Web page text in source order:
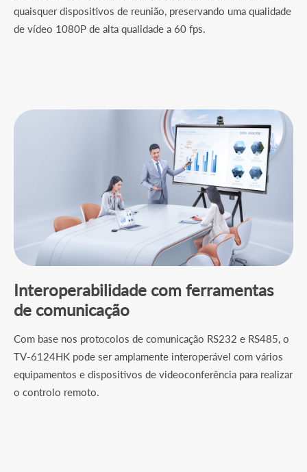
quaisquer dispositivos de reunião, preservando uma qualidade
de vídeo 1080P de alta qualidade a 60 fps.
Interoperabilidade com ferramentas
de comunicação
Com base nos protocolos de comunicação RS232 e RS485, o
TV-6124HK pode ser amplamente interoperável com vários
equipamentos e dispositivos de videoconferência para realizar
o controlo remoto.